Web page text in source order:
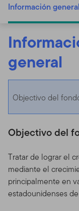
Información general
general
Objectivo del
Objectivo del
Tratar de lograr el
mediante el
principalmente en
estadounidenses